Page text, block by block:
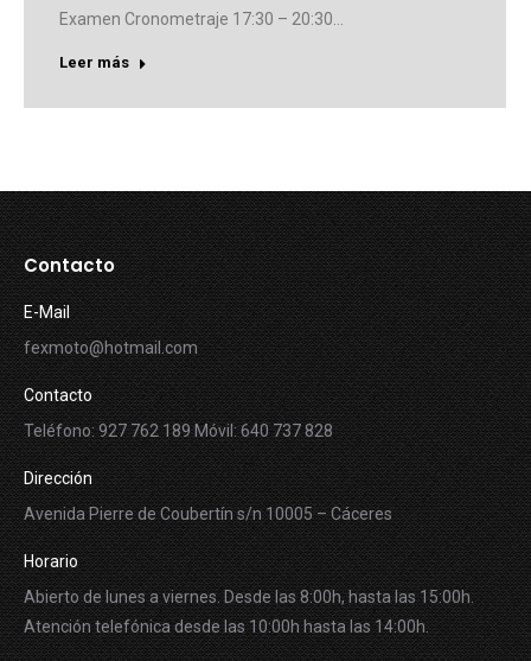
Examen Cronometraje 17:30 – 20:30…
Leer más
Contacto
E-Mail
fexmoto@hotmail.com
Contacto
Teléfono: 927 762 189 Móvil: 640 737 828
Dirección
Avenida Pierre de Coubertín s/n 10005 – Cáceres
Horario
Abierto de lunes a viernes. Desde las 8:00h, hasta las 15:00h.
Atención telefónica desde las 10:00h hasta las 14:00h.